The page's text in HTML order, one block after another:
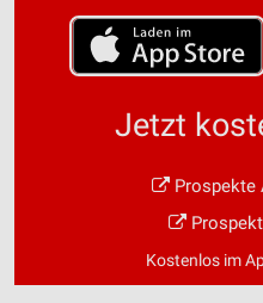
Jetzt
Prospekte
Kostenlos im